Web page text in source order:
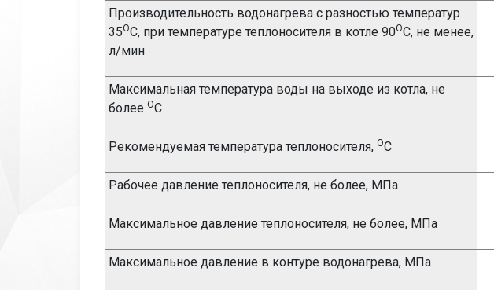
Производительность водонагрева с разностью температур
35ОС, при температуре теплоносителя в котле 90ОС, не менее,
л/мин
Максимальная температура воды на выходе из котла, не
более ОС
Рекомендуемая температура теплоносителя, ОС
Рабочее давление теплоносителя, не более, МПа
Максимальное давление теплоносителя, не более, МПа
Максимальное давление в контуре водонагрева, МПа